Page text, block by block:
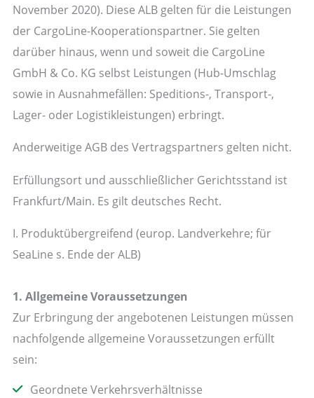
November 2020). Diese ALB gelten für die Leistungen
der CargoLine-Kooperationspartner. Sie gelten
darüber hinaus, wenn und soweit die CargoLine
GmbH & Co. KG selbst Leistungen (Hub-Umschlag
sowie in Ausnahmefällen: Speditions-, Transport-,
Lager- oder Logistikleistungen) erbringt.
Anderweitige AGB des Vertragspartners gelten nicht.
Erfüllungsort und ausschließlicher Gerichtsstand ist
Frankfurt/Main. Es gilt deutsches Recht.
I. Produktübergreifend (europ. Landverkehre; für
SeaLine s. Ende der ALB)
1. Allgemeine Voraussetzungen
Zur Erbringung der angebotenen Leistungen müssen
nachfolgende allgemeine Voraussetzungen erfüllt
sein:
Geordnete Verkehrsverhältnisse